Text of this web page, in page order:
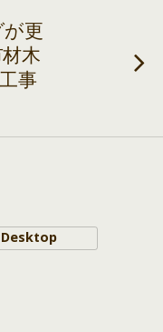
更
木
事
Desktop